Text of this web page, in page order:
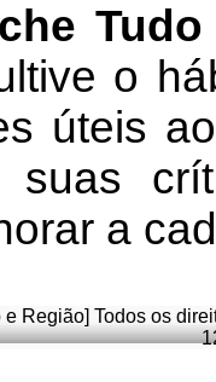
che
o
úteis
suas
a
Região] Todos os